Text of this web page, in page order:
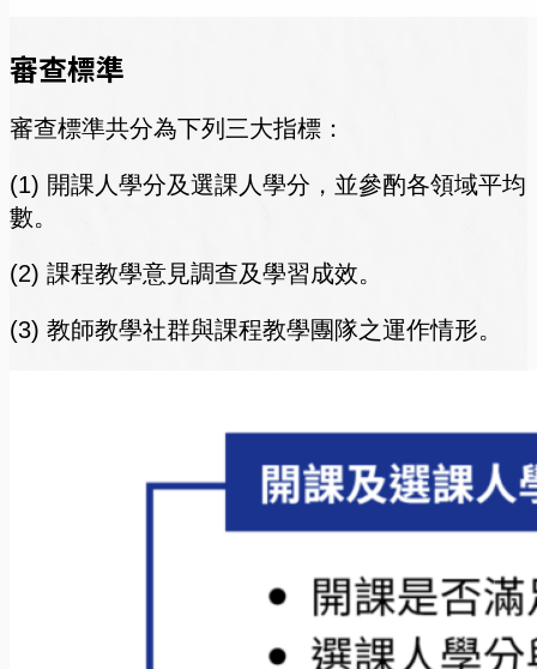
審查標準
審查標準共分為下列三大指標：
(1) 開課人學分及選課人學分，並參酌各領域平均
數。
(2) 課程教學意見調查及學習成效。
(3) 教師教學社群與課程教學團隊之運作情形。